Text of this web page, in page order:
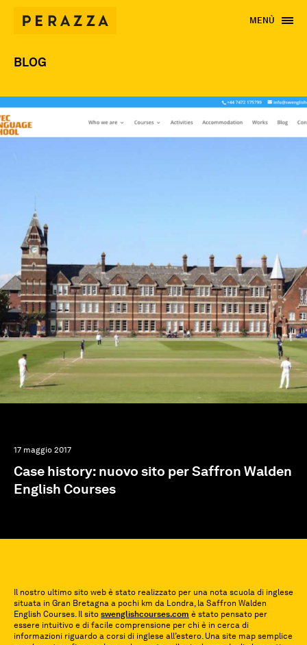
MENÙ
BLOG
17 maggio 2017
Case history: nuovo sito per Saffron Walden
English Courses
Il nostro ultimo sito web è stato realizzato per una nota scuola di inglese
situata in Gran Bretagna a pochi km da Londra, la Saffron Walden
English Courses. Il sito swenglishcourses.com è stato pensato per
essere intuitivo e di facile comprensione per chi è in cerca di
informazioni riguardo a corsi di inglese all’estero. Una site map semplice